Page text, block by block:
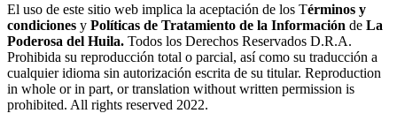
El uso de este sitio web implica la aceptación de los Términos y
condiciones y Políticas de Tratamiento de la Información de La
Poderosa del Huila. Todos los Derechos Reservados D.R.A.
Prohibida su reproducción total o parcial, así como su traducción a
cualquier idioma sin autorización escrita de su titular. Reproduction
in whole or in part, or translation without written permission is
prohibited. All rights reserved 2022.